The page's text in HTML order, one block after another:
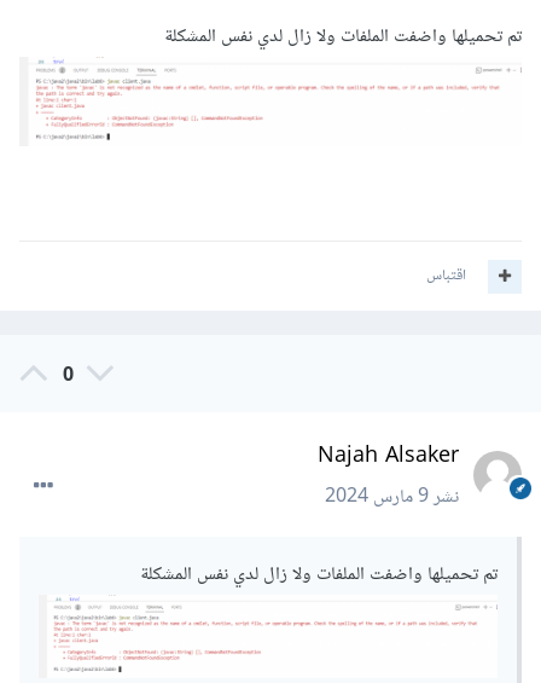
تم تحميلها واضفت الملفات ولا زال لدي نفس المشكلة
اقتباس
0
Najah Alsaker
نشر9 مارس 2024
تم تحميلها واضفت الملفات ولا زال لدي نفس المشكلة